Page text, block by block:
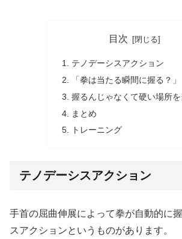
目次
テノデーシスアクション
「拳は当たる瞬間に握る？」
握るんじゃなくて硬い場所を
まとめ
トレーニング
テノデーシスアクション
手首の屈曲伸展によって拳が自動的に
スアクションというものがあります。